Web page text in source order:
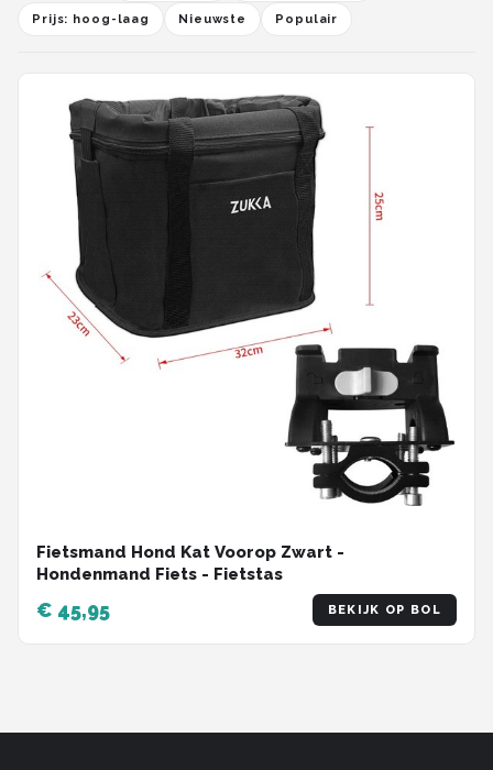
Prijs: hoog-laag Nieuwste Populair
Fietsmand Hond Kat Voorop Zwart -
Hondenmand Fiets - Fietstas
€ 45,95 BEKIJK OP BOL